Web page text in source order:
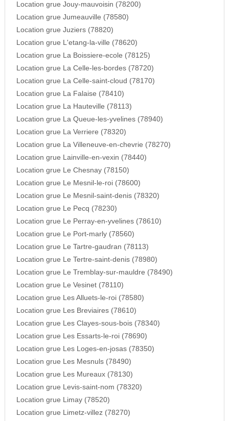
Location grue Jouy-mauvoisin (78200)
Location grue Jumeauville (78580)
Location grue Juziers (78820)
Location grue L'etang-la-ville (78620)
Location grue La Boissiere-ecole (78125)
Location grue La Celle-les-bordes (78720)
Location grue La Celle-saint-cloud (78170)
Location grue La Falaise (78410)
Location grue La Hauteville (78113)
Location grue La Queue-les-yvelines (78940)
Location grue La Verriere (78320)
Location grue La Villeneuve-en-chevrie (78270)
Location grue Lainville-en-vexin (78440)
Location grue Le Chesnay (78150)
Location grue Le Mesnil-le-roi (78600)
Location grue Le Mesnil-saint-denis (78320)
Location grue Le Pecq (78230)
Location grue Le Perray-en-yvelines (78610)
Location grue Le Port-marly (78560)
Location grue Le Tartre-gaudran (78113)
Location grue Le Tertre-saint-denis (78980)
Location grue Le Tremblay-sur-mauldre (78490)
Location grue Le Vesinet (78110)
Location grue Les Alluets-le-roi (78580)
Location grue Les Breviaires (78610)
Location grue Les Clayes-sous-bois (78340)
Location grue Les Essarts-le-roi (78690)
Location grue Les Loges-en-josas (78350)
Location grue Les Mesnuls (78490)
Location grue Les Mureaux (78130)
Location grue Levis-saint-nom (78320)
Location grue Limay (78520)
Location grue Limetz-villez (78270)